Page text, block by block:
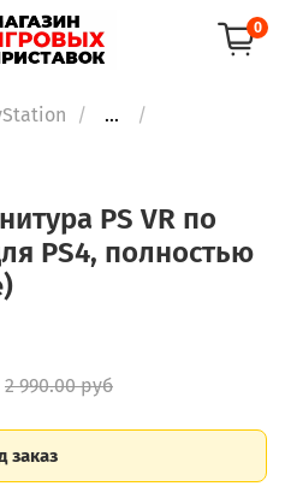
0
...
PS VR по
PS4, полностью
2 990.00 руб
заказ